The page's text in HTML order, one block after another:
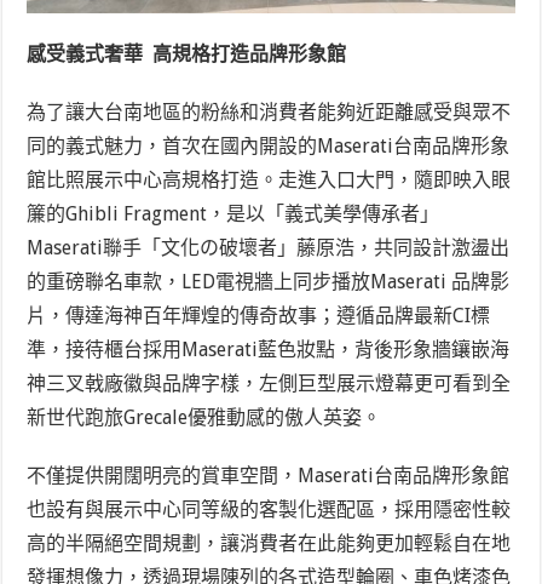
感受義式奢華 高規格打造品牌形象館
為了讓大台南地區的粉絲和消費者能夠近距離感受與眾不
同的義式魅力，首次在國內開設的Maserati台南品牌形象
館比照展示中心高規格打造。走進入口大門，隨即映入眼
簾的Ghibli Fragment，是以「義式美學傳承者」
Maserati聯手「文化の破壞者」藤原浩，共同設計激盪出
的重磅聯名車款，LED電視牆上同步播放Maserati 品牌影
片，傳達海神百年輝煌的傳奇故事；遵循品牌最新CI標
準，接待櫃台採用Maserati藍色妝點，背後形象牆鑲嵌海
神三叉戟廠徽與品牌字樣，左側巨型展示燈幕更可看到全
新世代跑旅Grecale優雅動感的傲人英姿。
不僅提供開闊明亮的賞車空間，Maserati台南品牌形象館
也設有與展示中心同等級的客製化選配區，採用隱密性較
高的半隔絕空間規劃，讓消費者在此能夠更加輕鬆自在地
發揮想像力，透過現場陳列的各式造型輪圈、車色烤漆色